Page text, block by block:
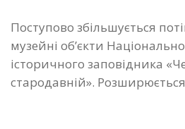
Поступово збільшується
музейні об’єкти
історичного заповідника
стародавній». Розширюється